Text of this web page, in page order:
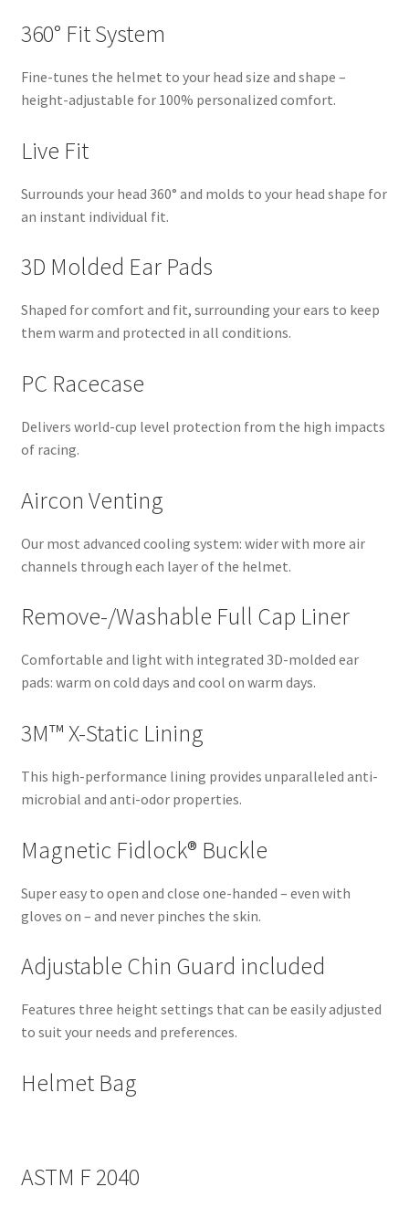
360° Fit System
Fine-tunes the helmet to your head size and shape –
height-adjustable for 100% personalized comfort.
Live Fit
Surrounds your head 360° and molds to your head shape for
an instant individual fit.
3D Molded Ear Pads
Shaped for comfort and fit, surrounding your ears to keep
them warm and protected in all conditions.
PC Racecase
Delivers world-cup level protection from the high impacts
of racing.
Aircon Venting
Our most advanced cooling system: wider with more air
channels through each layer of the helmet.
Remove-/Washable Full Cap Liner
Comfortable and light with integrated 3D-molded ear
pads: warm on cold days and cool on warm days.
3M™ X-Static Lining
This high-performance lining provides unparalleled anti-
microbial and anti-odor properties.
Magnetic Fidlock® Buckle
Super easy to open and close one-handed – even with
gloves on – and never pinches the skin.
Adjustable Chin Guard included
Features three height settings that can be easily adjusted
to suit your needs and preferences.
Helmet Bag
ASTM F 2040